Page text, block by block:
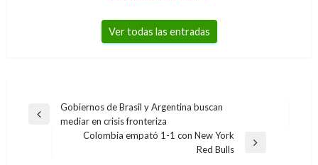
Ver todas las entradas
Navegación
Entrada
Gobiernos de Brasil y Argentina buscan
mediar en crisis fronteriza
Colombia empató 1-1 con New York
Red Bulls